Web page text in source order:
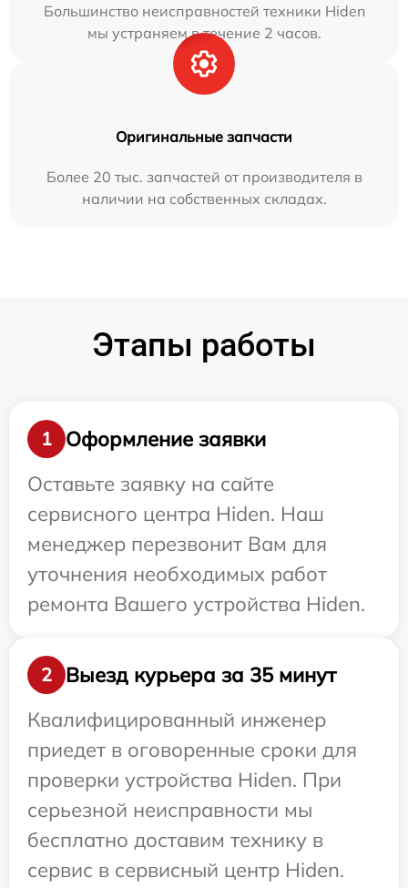
Большинство неисправностей техники Hiden
мы устраняем в течение 2 часов.
Оригинальные запчасти
Более 20 тыс. запчастей от производителя в
наличии на собственных складах.
Этапы работы
1
Оформление заявки
Оставьте заявку на сайте
сервисного центра Hiden. Наш
менеджер перезвонит Вам для
уточнения необходимых работ
ремонта Вашего устройства Hiden.
2
Выезд курьера за 35 минут
Квалифицированный инженер
приедет в оговоренные сроки для
проверки устройства Hiden. При
серьезной неисправности мы
бесплатно доставим технику в
сервис в сервисный центр Hiden.